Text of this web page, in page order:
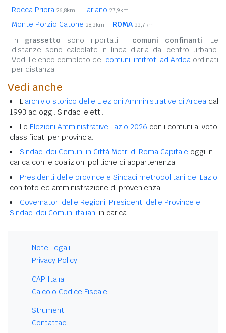
Rocca Priora 26,8km Lariano 27,9km
Monte Porzio Catone 28,3km ROMA 33,7km
In grassetto sono riportati i comuni confinanti. Le
distanze sono calcolate in linea d'aria dal centro urbano.
Vedi l'elenco completo dei comuni limitrofi ad Ardeaordinati
per distanza.
Vedi anche
L'archivio storico delle Elezioni Amministrative di Ardea dal
1993 ad oggi. Sindaci eletti.
Le Elezioni Amministrative Lazio 2026 con i comuni al voto
classificati per provincia.
Sindaci dei Comuni in Città Metr. di Roma Capitale oggi in
carica con le coalizioni politiche di appartenenza.
Presidenti delle province e Sindaci metropolitani del Lazio
con foto ed amministrazione di provenienza.
Governatori delle Regioni, Presidenti delle Province e
Sindaci dei Comuni italiani in carica.
Note Legali
Privacy Policy
CAP Italia
Calcolo Codice Fiscale
Strumenti
Contattaci